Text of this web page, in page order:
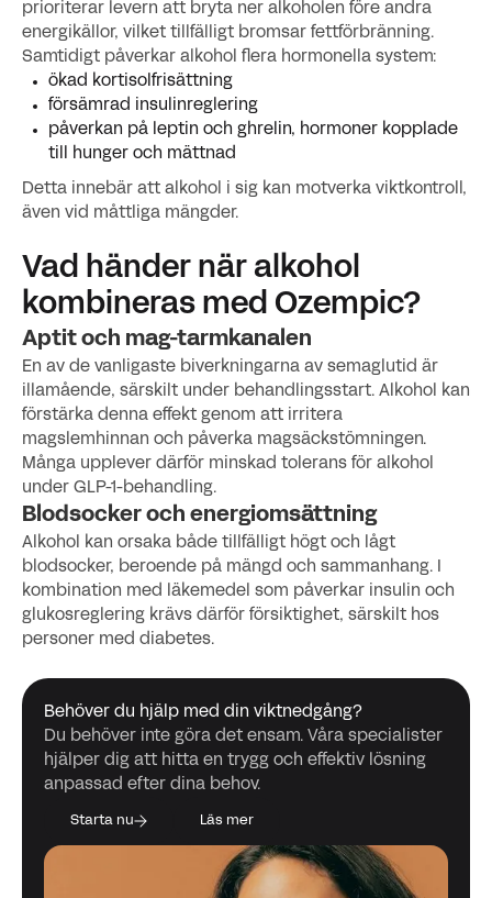
prioriterar levern att bryta ner alkoholen före andra
energikällor, vilket tillfälligt bromsar fettförbränning.
Samtidigt påverkar alkohol flera hormonella system:
ökad kortisolfrisättning
försämrad insulinreglering
påverkan på leptin och ghrelin, hormoner kopplade
till hunger och mättnad
Detta innebär att alkohol i sig kan motverka viktkontroll,
även vid måttliga mängder.
Vad händer när alkohol
kombineras med Ozempic?
Aptit och mag-tarmkanalen
En av de vanligaste biverkningarna av semaglutid är
illamående, särskilt under behandlingsstart. Alkohol kan
förstärka denna effekt genom att irritera
magslemhinnan och påverka magsäckstömningen.
Många upplever därför minskad tolerans för alkohol
under GLP-1-behandling.
Blodsocker och energiomsättning
Alkohol kan orsaka både tillfälligt högt och lågt
blodsocker, beroende på mängd och sammanhang. I
kombination med läkemedel som påverkar insulin och
glukosreglering krävs därför försiktighet, särskilt hos
personer med diabetes.
Behöver du hjälp med din viktnedgång?
Du behöver inte göra det ensam. Våra specialister
hjälper dig att hitta en trygg och effektiv lösning
anpassad efter dina behov.
Starta nu Läs mer